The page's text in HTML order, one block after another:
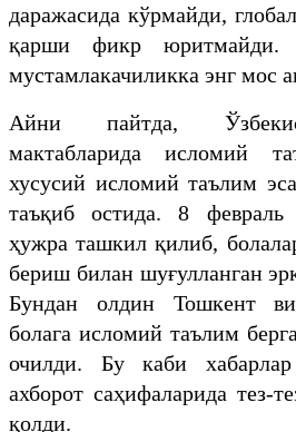
даражасида кўрмайди,
қарши фикр
мустамлакачиликка энг мос
Айни пайтда,
мактабларида исломий
хусусий исломий таълим
таъқиб остида. 8 февраль
ҳужра ташкил қилиб,
бериш билан шуғулланган
Бундан олдин Тошкент
болага исломий таълим
очилди. Бу каби хабарлар
ахборот саҳифаларида тез-
қолди.